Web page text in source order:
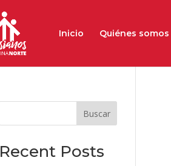
Inicio Quiénes somos
Buscar
Recent Posts